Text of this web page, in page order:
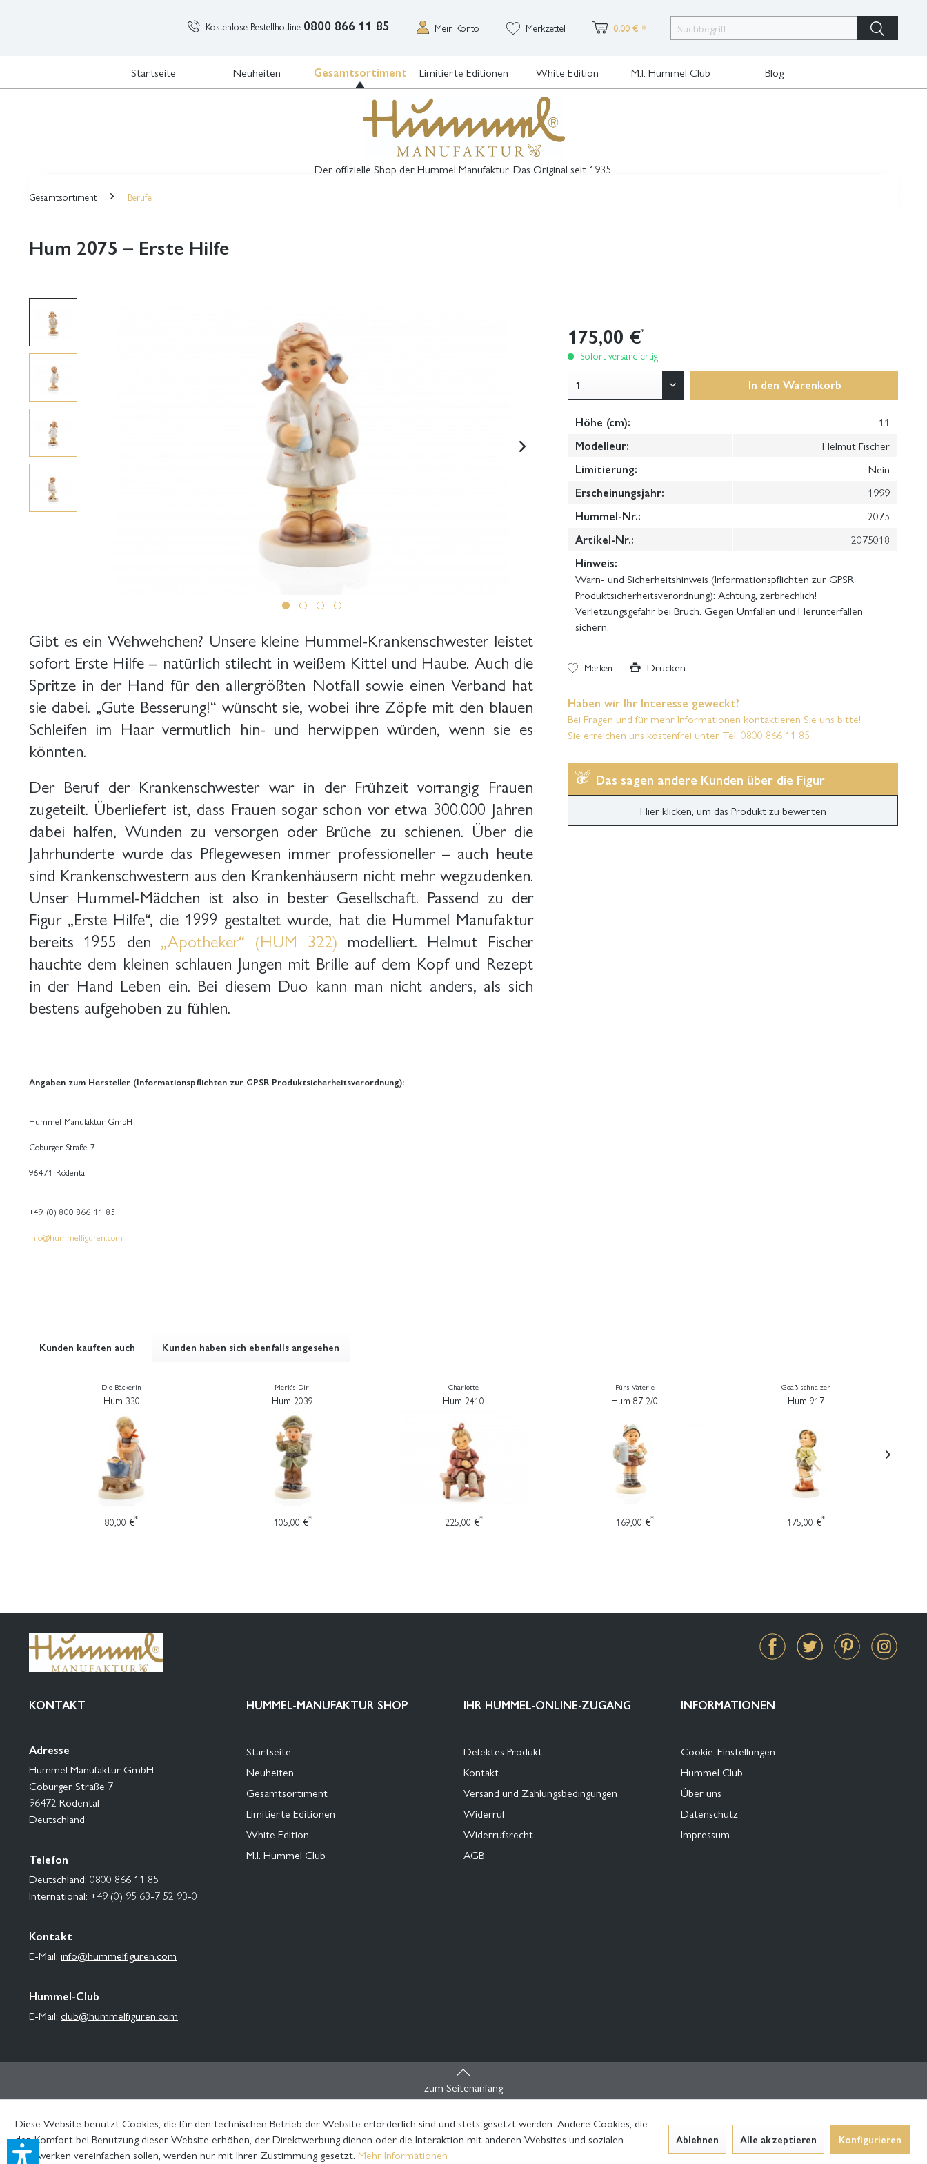
Kostenlose Bestellhotline 0800 866 11 85 Mein Konto Merkzettel 0,00 € *
Startseite Neuheiten Gesamtsortiment Limitierte Editionen White Edition M.I. Hummel Club Blog
Der offizielle Shop der Hummel Manufaktur. Das Original seit 1935.
Gesamtsortiment Berufe
Hum 2075 – Erste Hilfe
Gibt es ein Wehwehchen? Unsere kleine Hummel-Krankenschwester leistet
sofort Erste Hilfe – natürlich stilecht in weißem Kittel und Haube. Auch die
Spritze in der Hand für den allergrößten Notfall sowie einen Verband hat
sie dabei. „Gute Besserung!“ wünscht sie, wobei ihre Zöpfe mit den blauen
Schleifen im Haar vermutlich hin- und herwippen würden, wenn sie es
könnten.
Der Beruf der Krankenschwester war in der Frühzeit vorrangig Frauen
zugeteilt. Überliefert ist, dass Frauen sogar schon vor etwa 300.000 Jahren
dabei halfen, Wunden zu versorgen oder Brüche zu schienen. Über die
Jahrhunderte wurde das Pflegewesen immer professioneller – auch heute
sind Krankenschwestern aus den Krankenhäusern nicht mehr wegzudenken.
Unser Hummel-Mädchen ist also in bester Gesellschaft. Passend zu der
Figur „Erste Hilfe“, die 1999 gestaltet wurde, hat die Hummel Manufaktur
bereits 1955 den „Apotheker“ (HUM 322) modelliert. Helmut Fischer
hauchte dem kleinen schlauen Jungen mit Brille auf dem Kopf und Rezept
in der Hand Leben ein. Bei diesem Duo kann man nicht anders, als sich
bestens aufgehoben zu fühlen.
Angaben zum Hersteller (Informationspflichten zur GPSR Produktsicherheitsverordnung):
Hummel Manufaktur GmbH
Coburger Straße 7
96471 Rödental
+49 (0) 800 866 11 85
info@hummelfiguren.com
175,00 €*
Sofort versandfertig
In den Warenkorb
Höhe (cm):
11
Modelleur:
Helmut Fischer
Limitierung:
Nein
Erscheinungsjahr:
1999
Hummel-Nr.:
2075
Artikel-Nr.:
2075018
Hinweis:
Warn- und Sicherheitshinweis (Informationspflichten zur GPSR
Produktsicherheitsverordnung): Achtung, zerbrechlich!
Verletzungsgefahr bei Bruch. Gegen Umfallen und Herunterfallen
sichern.
Merken Drucken
Haben wir Ihr Interesse geweckt?
Bei Fragen und für mehr Informationen kontaktieren Sie uns bitte!
Sie erreichen uns kostenfrei unter Tel. 0800 866 11 85
Das sagen andere Kunden über die Figur
Hier klicken, um das Produkt zu bewerten
Kunden kauften auch Kunden haben sich ebenfalls angesehen
Die Bäckerin
Hum 330
80,00 €*
Merk's Dir!
Hum 2039
105,00 €*
Charlotte
Hum 2410
225,00 €*
Fürs Vaterle
Hum 87 2/0
169,00 €*
Goaßlschnalzer
Hum 917
175,00 €*
KONTAKT
Adresse
Hummel Manufaktur GmbH
Coburger Straße 7
96472 Rödental
Deutschland
Telefon
Deutschland: 0800 866 11 85
International: +49 (0) 95 63-7 52 93-0
Kontakt
E-Mail: info@hummelfiguren.com
Hummel-Club
E-Mail: club@hummelfiguren.com
HUMMEL-MANUFAKTUR SHOP
Startseite
Neuheiten
Gesamtsortiment
Limitierte Editionen
White Edition
M.I. Hummel Club
IHR HUMMEL-ONLINE-ZUGANG
Defektes Produkt
Kontakt
Versand und Zahlungsbedingungen
Widerruf
Widerrufsrecht
AGB
INFORMATIONEN
Cookie-Einstellungen
Hummel Club
Über uns
Datenschutz
Impressum
zum Seitenanfang
Diese Website benutzt Cookies, die für den technischen Betrieb der Website erforderlich sind und stets gesetzt werden. Andere Cookies, die
den Komfort bei Benutzung dieser Website erhöhen, der Direktwerbung dienen oder die Interaktion mit anderen Websites und sozialen
Netzwerken vereinfachen sollen, werden nur mit Ihrer Zustimmung gesetzt. Mehr Informationen
Ablehnen Alle akzeptieren Konfigurieren